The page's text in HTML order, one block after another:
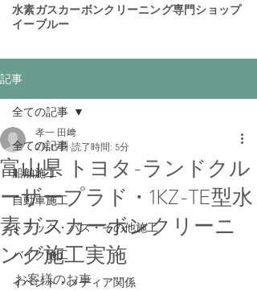
​水素ガスカーボンクリーニング専門ショップ
イーブルー
記事
全ての記事
船舶施工
自動車施工
トラック・バス・その他施工
バイク施工
イベント・メディア関係
全ての記事
富山県 トヨタ-ランドクル
ーザープラド・1KZ-TE型水
素ガスカーボンクリーニ
ング施工実施
孝一 田﨑
2月19日 読了時間: 5分
お客様のお車